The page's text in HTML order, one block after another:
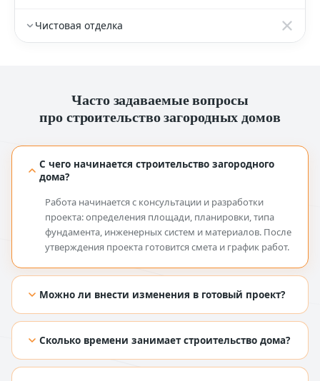
Чистовая отделка
Часто задаваемые вопросы
про строительство загородных домов
С чего начинается строительство загородного
дома?
Работа начинается с консультации и разработки
проекта: определения площади, планировки, типа
фундамента, инженерных систем и материалов. После
утверждения проекта готовится смета и график работ.
Можно ли внести изменения в готовый проект?
[TODO: добавить ответ из Figma]
Сколько времени занимает строительство дома?
[TODO: добавить ответ из Figma]